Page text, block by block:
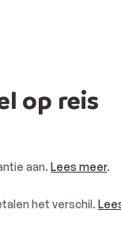
op reis
aan. Lees meer.
het verschil.